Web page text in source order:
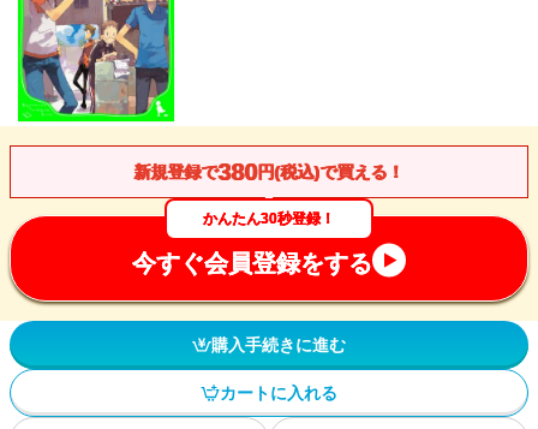
新規登録で380円(税込)で買える！
かんたん30秒登録！
今すぐ会員登録をする
購入手続きに進む
カートに入れる